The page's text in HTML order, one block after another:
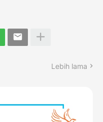
Lebih lama